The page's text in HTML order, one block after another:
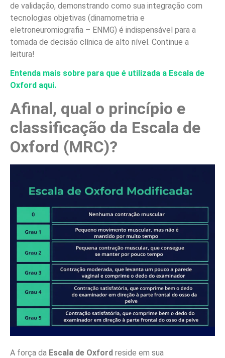
de validação, demonstrando como sua integração com
tecnologias objetivas (dinamometria e
eletroneuromiografia – ENMG) é indispensável para a
tomada de decisão clínica de alto nível. Continue a
leitura!
Entenda mais sobre para que é utilizada a Escala de
Oxford aqui.
Afinal, qual o princípio e
classificação da Escala de
Oxford (MRC)?
A força da Escala de Oxford reside em sua